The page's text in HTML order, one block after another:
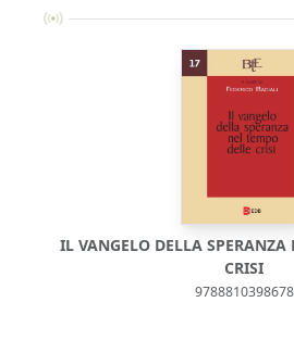
IL VANGELO DELLA SPERANZA
CRISI
9788810398678